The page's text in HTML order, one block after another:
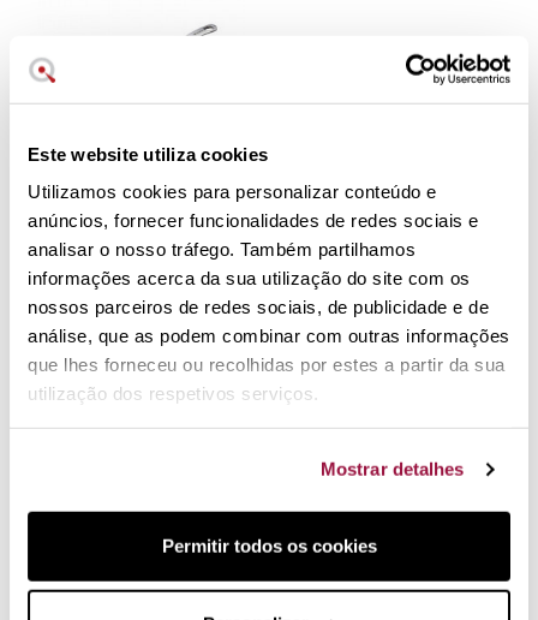
Este website utiliza cookies
Utilizamos cookies para personalizar conteúdo e
anúncios, fornecer funcionalidades de redes sociais e
analisar o nosso tráfego. Também partilhamos
informações acerca da sua utilização do site com os
nossos parceiros de redes sociais, de publicidade e de
análise, que as podem combinar com outras informações
que lhes forneceu ou recolhidas por estes a partir da sua
utilização dos respetivos serviços.
Mostrar detalhes
Permitir todos os cookies
69,90 €
em stock
Frigideiras cerâmicas
antiaderentes Kyocera
Tudo sobre Frigideiras Cerâmicas
Apresentamos-lhe as questões mais frequentes sobre
frigideiras em cerâmica feitas pelos nossos clientes:
opção mais saudável?
saudáveis graças devido à sua natureza não tóxica.